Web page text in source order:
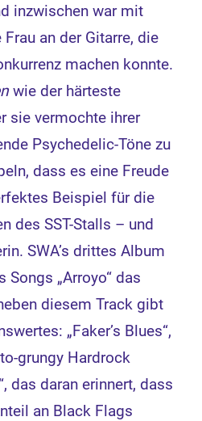
inzwischen war mit
an der Gitarre, die
machen konnte.
wie der härteste
sie vermochte ihrer
Psychedelic-Töne zu
dass es eine Freude
Beispiel für die
des SST-Stalls – und
SWA’s drittes Album
Songs „Arroyo“ das
diesem Track gibt
„Faker’s Blues“,
grungy Hardrock
das daran erinnert, dass
an Black Flags